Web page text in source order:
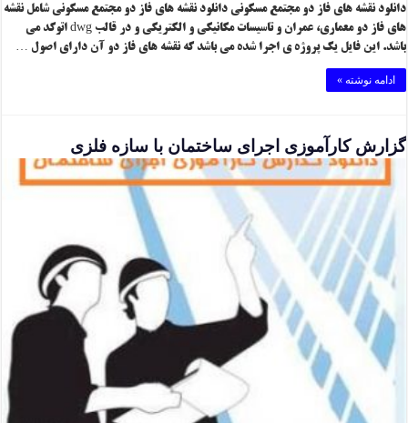
دانلود نقشه های فاز دو مجتمع مسکونی دانلود نقشه های فاز دو مجتمع مسکونی شامل نقشه
های فاز دو معماری، عمران و تاسیسات مکانیکی و الکتریکی و در قالب dwg اتوکد می
باشد. این فایل یک پروژه ی اجرا شده می باشد که نقشه های فاز دو آن دارای اصول …
ادامه نوشته »
گزارش کارآموزی اجرای ساختمان با سازه فلزی